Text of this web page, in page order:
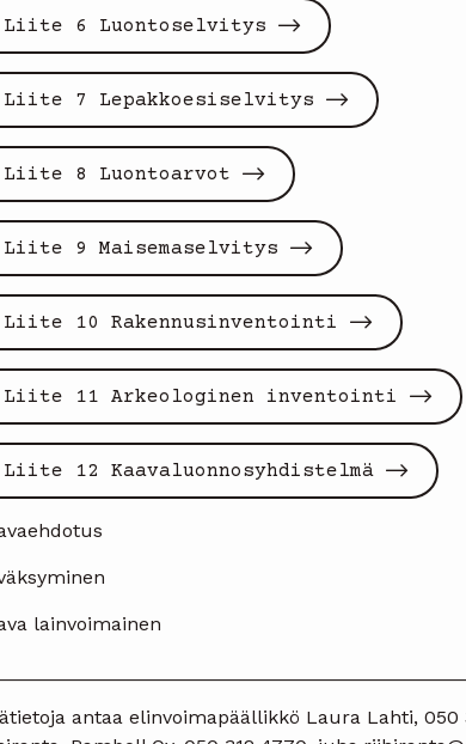
Liite 6 Luontoselvitys
Liite 7 Lepakkoesiselvitys
Liite 8 Luontoarvot
Liite 9 Maisemaselvitys
Liite 10 Rakennusinventointi
Liite 11 Arkeologinen inventointi
Liite 12 Kaavaluonnosyhdistelmä
lainvoimainen
antaa elinvoimapäällikkö Laura Lahti,